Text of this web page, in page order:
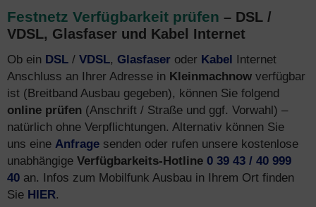
Festnetz Verfügbarkeit prüfen – DSL /
VDSL, Glasfaser und Kabel Internet
Ob ein DSL / VDSL, Glasfaser oder Kabel Internet
Anschluss an Ihrer Adresse in Kleinmachnow verfügbar
ist (Breitband Ausbau gegeben), können Sie folgend
online prüfen (Anschrift / Straße und ggf. Vorwahl) –
natürlich ohne Verpflichtungen. Alternativ können Sie
uns eine Anfrage senden oder rufen unsere kostenlose
unabhängige Verfügbarkeits-Hotline 0 39 43 / 40 999
40 an. Infos zum Mobilfunk Ausbau in Ihrem Ort finden
Sie HIER.